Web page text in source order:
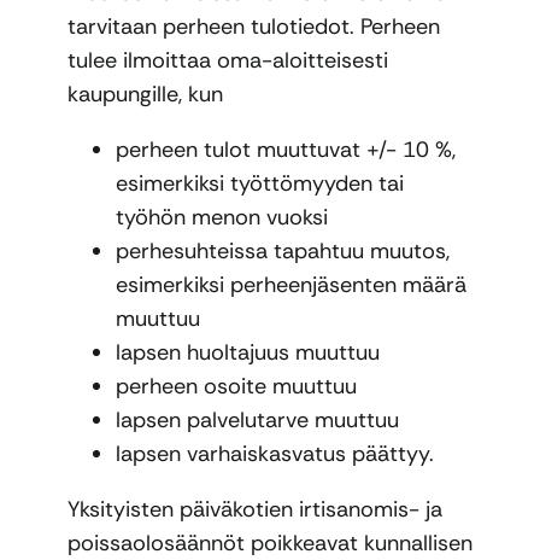
tarvitaan perheen tulotiedot. Perheen
tulee ilmoittaa oma-aloitteisesti
kaupungille, kun
perheen tulot muuttuvat +/- 10 %,
esimerkiksi työttömyyden tai
työhön menon vuoksi
perhesuhteissa tapahtuu muutos,
esimerkiksi perheenjäsenten määrä
muuttuu
lapsen huoltajuus muuttuu
perheen osoite muuttuu
lapsen palvelutarve muuttuu
lapsen varhaiskasvatus päättyy.
Yksityisten päiväkotien irtisanomis- ja
poissaolosäännöt poikkeavat kunnallisen